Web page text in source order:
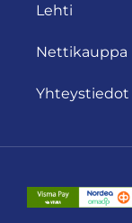
Lehti
Nettikauppa
Yhteystiedot